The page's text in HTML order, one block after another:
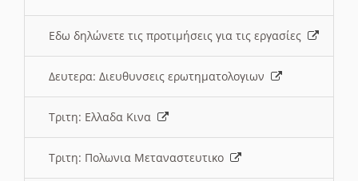
Εδω δηλώνετε τις προτιμήσεις για τις εργασίες
Δευτερα: Διευθυνσεις ερωτηματολογιων
Τριτη: Ελλαδα Κινα
Τριτη: Πολωνια Μεταναστευτικο